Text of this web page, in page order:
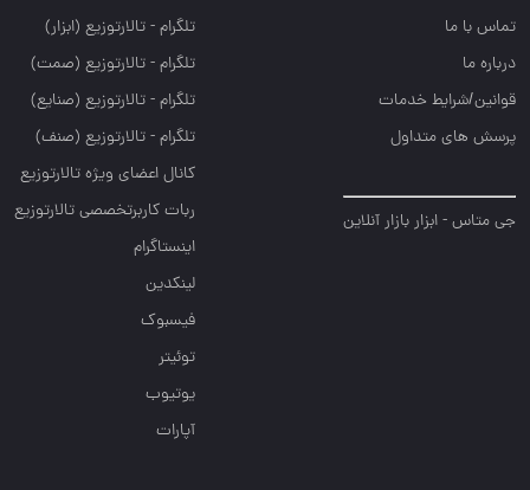
تماس با ما
درباره ما
قوانین/شرایط خدمات
پرسش های متداول
جی متاس - ابزار بازار آنلاین
تلگرام - تالارتوزيع (ابزار)
تلگرام - تالارتوزيع (صمت)
تلگرام - تالارتوزيع (صنايع)
تلگرام - تالارتوزیع (صنف)
کانال اعضای ویژه تالارتوزیع
ربات کاربرتخصصی تالارتوزیع
اینستاگرام
لینکدین
فیسبوک
توئیتر
یوتیوب
آپارات